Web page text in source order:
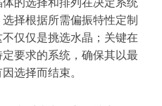
择根据所需偏振特性定制
仅仅是挑选水晶；关键在
要求的系统，确保其以最
选择而结束。